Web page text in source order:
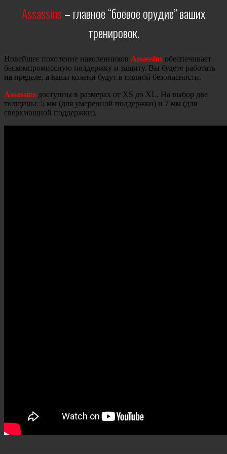
Assassins– главное “боевое орудие” ваших
тренировок.
Новейшее поколение наколенников Assassins обеспечивает
бескомпромиссную поддержку и защиту. Вы будете работать
на пределе, а ваши колени будут в полной безопасности.
Assassins доступны в размерах от XS до XL. На выбор две
толщины: 5 мм (для умеренной поддержки) и 7 мм (для
сверхмощной поддержки).